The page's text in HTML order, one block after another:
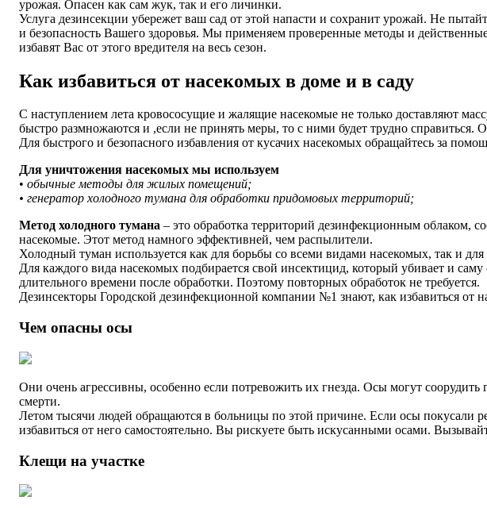
урожая. Опасен как сам жук, так и его личинки.
Услуга дезинсекции убережет ваш сад от этой напасти и сохранит урожай. Не
и безопасность Вашего здоровья. Мы применяем проверенные методы и
избавят Вас от этого вредителя на весь сезон.
Как избавиться от насекомых в доме и в саду
С наступлением лета кровососущие и жалящие насекомые не только доставляют
быстро размножаются и ,если не принять меры, то с ними будет трудно
Для быстрого и безопасного избавления от кусачих насекомых обращайтесь за
Для уничтожения насекомых мы используем
• обычные методы для жилых помещений;
• генератор холодного тумана для обработки придомовых территорий;
Метод холодного тумана – это обработка территорий дезинфекционным облаком,
насекомые. Этот метод намного эффективней, чем распылители.
Холодный туман используется как для борьбы со всеми видами насекомых, так и для
Для каждого вида насекомых подбирается свой инсектицид, который убивает и
длительного времени после обработки. Поэтому повторных обработок не требуется.
Дезинсекторы Городской дезинфекционной компании №1 знают, как избавиться от
Чем опасны осы
Они очень агрессивны, особенно если потревожить их гнезда. Осы могут
смерти.
Летом тысячи людей обращаются в больницы по этой причине. Если осы покусали
избавиться от него самостоятельно. Вы рискуете быть искусанными осами.
Клещи на участке